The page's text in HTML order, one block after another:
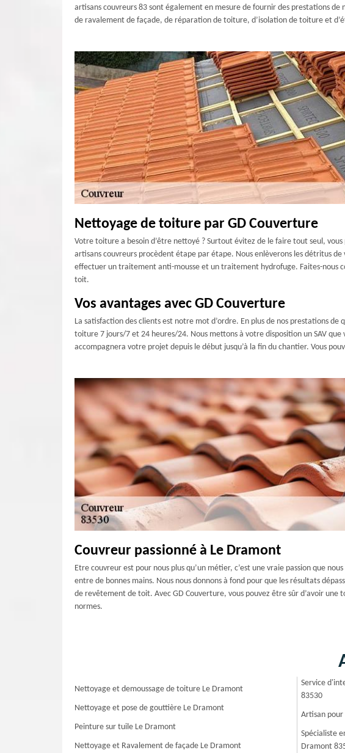
artisans couvreurs 83 sont également en mesure de fournir des prestations
de ravalement de façade, de réparation de toiture, d’isolation de toiture et
Nettoyage de toiture par GD Couverture
Votre toiture a besoin d’être nettoyé ? Surtout évitez de le faire tout seul,
artisans couvreurs procèdent étape par étape. Nous enlèverons les détritus
effectuer un traitement anti-mousse et un traitement hydrofuge. Faites-nous
toit.
Vos avantages avec GD Couverture
La satisfaction des clients est notre mot d’ordre. En plus de nos prestations
toiture 7 jours/7 et 24 heures/24. Nous mettons à votre disposition un SAV
accompagnera votre projet depuis le début jusqu’à la fin du chantier. Vous
Couvreur passionné à Le Dramont
Etre couvreur est pour nous plus qu’un métier, c’est une vraie passion que
entre de bonnes mains. Nous nous donnons à fond pour que les résultats
de revêtement de toit. Avec GD Couverture, vous pouvez être sûr d’avoir
normes.
Nettoyage et demoussage de toiture Le Dramont
Nettoyage et pose de gouttière Le Dramont
Peinture sur tuile Le Dramont
Nettoyage et Ravalement de façade Le Dramont
Service
83530
Artisan
Spécialiste
Dramont